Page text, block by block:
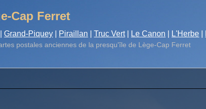
Cap Ferret
Grand-Piquey Piraillan Truc Vert Le Canon L'Herbe
postales anciennes de la presqu'île de Lège-Cap Ferret